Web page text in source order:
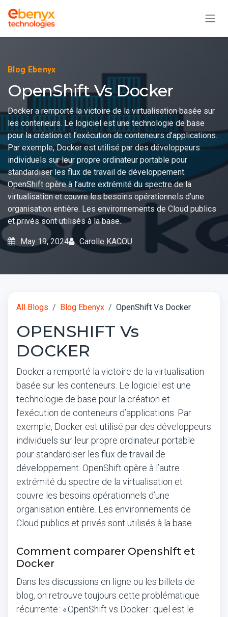
Blog Ebenyx
OpenShift Vs Docker
Docker a remporté la victoire de la virtualisation basée sur
les conteneurs. Le logiciel est une technologie de base
pour la création et l’exécution de conteneurs d’applications.
Par exemple, Docker est utilisé par des développeurs
individuels sur leur propre ordinateur portable pour
standardiser les flux de travail de développement.
OpenShift opère à l’autre extrémité du spectre de la
virtualisation et couvre les besoins opérationnels d’une
organisation entière. Les environnements de Cloud publics
et privés sont utilisés à la base.
May 19, 2024 Carolle KACOU
All Blogs Blog Ebenyx OpenShift Vs Docker
OPENSHIFT Vs
DOCKER
Docker a remporté la victoire de la virtualisation
basée sur les conteneurs. Le logiciel est une
technologie de base pour la création et
l’exécution de conteneurs d’applications. Par
exemple, Docker est utilisé par des développeurs
individuels sur leur propre ordinateur portable
pour standardiser les flux de travail de
développement. OpenShift opère à l’autre
extrémité du spectre de la virtualisation et
couvre les besoins opérationnels d’une
organisation entière. Les environnements de
Cloud publics et privés sont utilisés à la base.
Comment comparer Openshift et
Docker
Dans les discussions en ligne ou les billets de
blog, on retrouve toujours cette problématique
récurrente : « OpenShift vs Docker : quel est le